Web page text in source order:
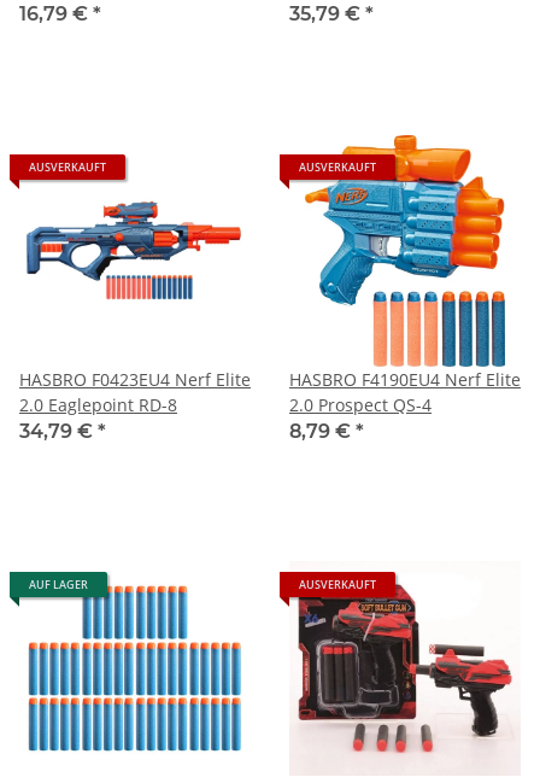
16,79 € *
35,79 € *
AUSVERKAUFT
HASBRO F0423EU4 Nerf Elite
2.0 Eaglepoint RD-8
34,79 € *
AUSVERKAUFT
HASBRO F4190EU4 Nerf Elite
2.0 Prospect QS-4
8,79 € *
AUF LAGER AUSVERKAUFT